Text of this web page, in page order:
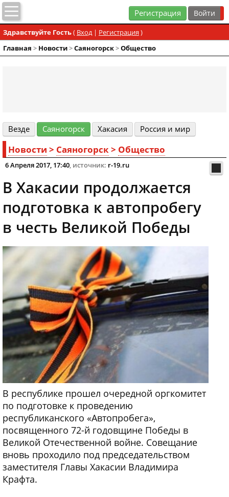
Регистрация
Здравствуйте Гость( Вход| Регистрация )
Главная > Новости>Cаяногорск>Общество
Везде Cаяногорск Хакасия Россия и мир
Новости > Cаяногорск> Общество
6 Апреля 2017, 17:40, источник: r-19.ru
В Хакасии продолжается
подготовка к автопробегу
в честь Великой Победы
В республике прошел очередной оргкомитет
по подготовке к проведению
республиканского «Автопробега»,
посвященного 72-й годовщине Победы в
Великой Отечественной войне. Совещание
вновь проходило под председательством
заместителя Главы Хакасии Владимира
Крафта.